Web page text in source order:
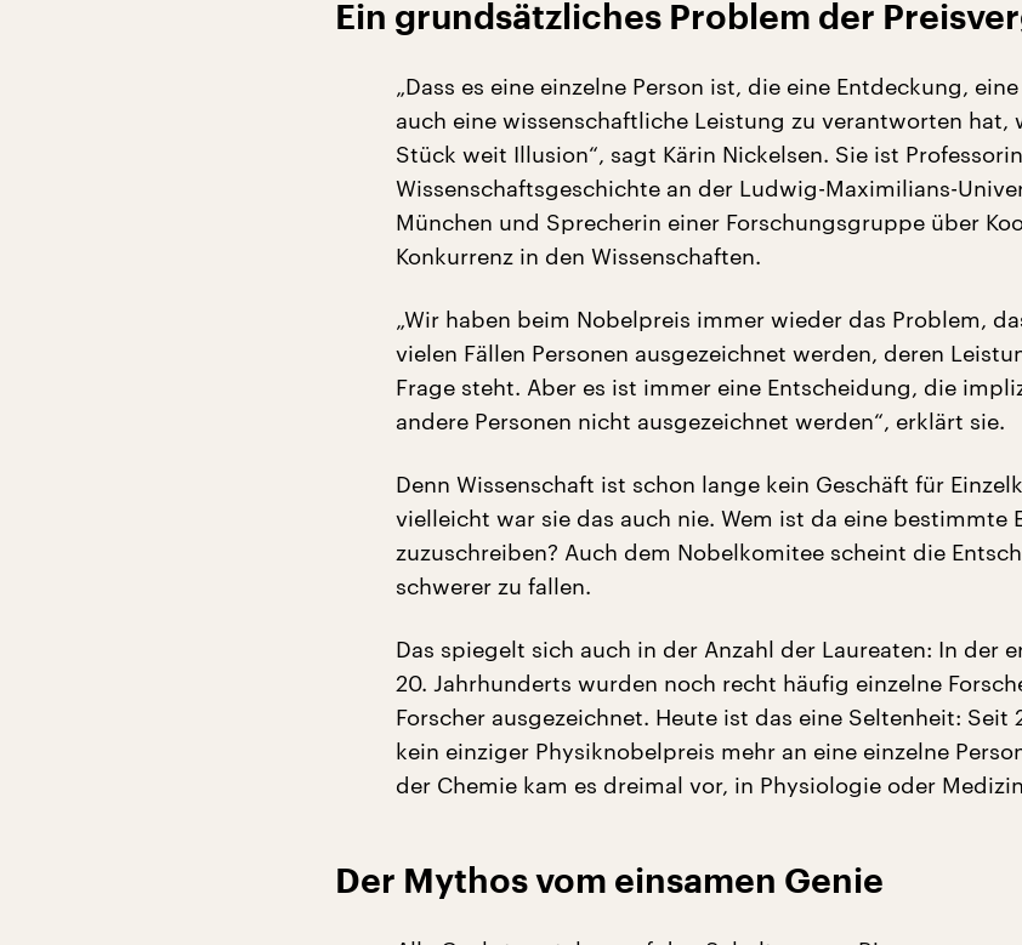
Ein grundsätzliches Problem der
„Dass es eine einzelne Person ist, die eine Entdeckung,
auch eine wissenschaftliche Leistung zu verantworten hat,
Stück weit Illusion“, sagt Kärin Nickelsen. Sie ist
Wissenschaftsgeschichte an der Ludwig-Maximilians-
München und Sprecherin einer Forschungsgruppe über
Konkurrenz in den Wissenschaften.
„Wir haben beim Nobelpreis immer wieder das Problem,
vielen Fällen Personen ausgezeichnet werden, deren
Frage steht. Aber es ist immer eine Entscheidung, die
andere Personen nicht ausgezeichnet werden“, erklärt sie.
Denn Wissenschaft ist schon lange kein Geschäft für
vielleicht war sie das auch nie. Wem ist da eine bestimmte
zuzuschreiben? Auch dem Nobelkomitee scheint die
schwerer zu fallen.
Das spiegelt sich auch in der Anzahl der Laureaten: In der
20. Jahrhunderts wurden noch recht häufig einzelne
Forscher ausgezeichnet. Heute ist das eine Seltenheit: Seit
kein einziger Physiknobelpreis mehr an eine einzelne
der Chemie kam es dreimal vor, in Physiologie oder
Der Mythos vom einsamen Genie